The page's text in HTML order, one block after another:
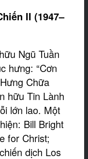
II (1947–
Ngũ Tuần
hưng: “Cơn
Chữa
hữu Tin Lành
lớn lao. Một
Bill Bright
for Christ;
dịch Los